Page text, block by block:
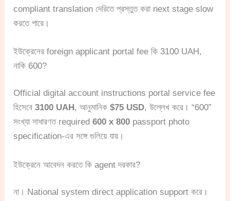
compliant translation দেরিতে প্রস্তুত করা next stage slow
করতে পারে।
ইউক্রেনের foreign applicant portal fee কি 3100 UAH,
নাকি 600?
Official digital account instructions portal service fee
হিসেবে3100 UAH , আনুমানিক$75 USD, উল্লেখ করে। “600”
সংখ্যা সাধারণত required600 x 800 passport photo
specification-এর সঙ্গে গুলিয়ে যায়।
ইউক্রেনে আবেদন করতে কি agent দরকার?
না। National system direct application support করে।